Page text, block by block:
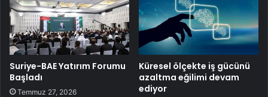
Suriye-BAE Yatırım Forumu
Başladı
Temmuz 27, 2026
Küresel ölçekte iş gücünü
azaltma eğilimi devam
ediyor